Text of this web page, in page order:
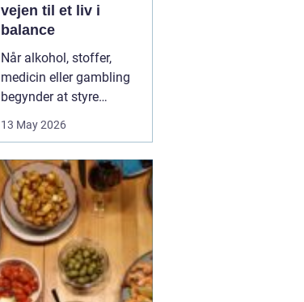
vejen til et liv i
balance
Når alkohol, stoffer,
medicin eller gambling
begynder at styre
ikke kun personen med
hele familien. Mange går
længe alene med
skammen og tvivlen, før
de søger hjælp. Her kan
professionel
misbrugsbehandling g...
13 May 2026